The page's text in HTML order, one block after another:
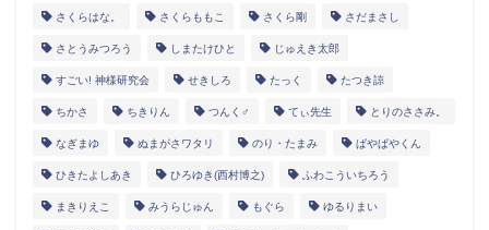
さくらはな。 さくらももこ さくら剛 さだまさし
さとうみつろう しまたけひと じゅえき太郎
すごい! 神様研究会 せきしろ たっく たつき諒
ちかさ ちきりん つんく♂ てぃ先生 とりのささみ。
なぎまゆ ぬまがさワタリ のり・たまみ ぱやぱやくん
ひきたよしあき ひろゆき(西村博之) ふわこういちろう
まきりえこ みうらじゅん もぐら ゆるりまい